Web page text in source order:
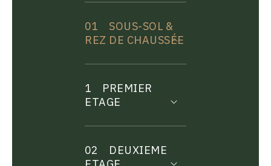
01
SOUS-SOL &
REZ DE CHAUSSÉE
1
PREMIER
ETAGE
02
DEUXIEME